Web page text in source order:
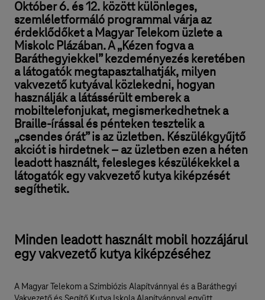
Október 6. és 12. között különleges,
szemléletformáló programmal várja az
érdeklődőket a Magyar Telekom üzlete a
Miskolc Plázában. A „Kézen fogva a
Baráthegyiekkel” kezdeményezés keretében
a látogatók megtapasztalhatják, milyen
vakvezető kutyával közlekedni, hogyan
használják a látássérült emberek a
mobiltelefonjukat, megismerkedhetnek a
Braille-írással és pénteken tesztelik a
„csendes órát” is az üzletben. Készülékgyűjtő
akciót is hirdetnek – az üzletben ezen a héten
leadott használt, felesleges készülékekkel a
látogatók egy vakvezető kutya kiképzését
segíthetik.
Minden leadott használt mobil hozzájárul
egy vakvezető kutya kiképzéséhez
A Magyar Telekom a Szimbiózis Alapítvánnyal és a Baráthegyi